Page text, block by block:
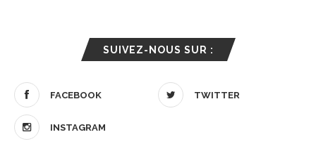
SUIVEZ-NOUS SUR :
FACEBOOK TWITTER
INSTAGRAM